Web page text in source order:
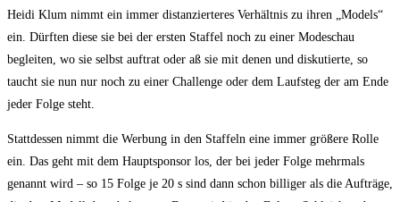
Heidi Klum nimmt ein immer distanzierteres Verhältnis zu ihren „Models“
ein. Dürften diese sie bei der ersten Staffel noch zu einer Modeschau
begleiten, wo sie selbst auftrat oder aß sie mit denen und diskutierte, so
taucht sie nun nur noch zu einer Challenge oder dem Laufsteg der am Ende
jeder Folge steht.
Stattdessen nimmt die Werbung in den Staffeln eine immer größere Rolle
ein. Das geht mit dem Hauptsponsor los, der bei jeder Folge mehrmals
genannt wird – so 15 Folge je 20 s sind dann schon billiger als die Aufträge,